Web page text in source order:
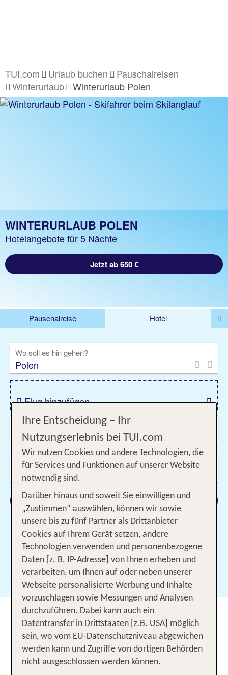
TUI.com Urlaub buchen
Pauschalreisen
Winterurlaub
Winterurlaub Polen
WINTERURLAUB POLEN
Hotelangebote für 5 Nächte
Jetzt ab 650 €
Pauschalreise
Hotel
Kreuzfahrten
Rundreisen
Privattransfer
Zusatzleistungen
Wo soll es hin gehen?
Flug hinzufügen
Wann & wie lange?
20.09.2026 - 19.12.2026, Beliebig
Wer reist mit?
2 Erwachsene
Suchen
1 Filter hinzugefügt
Gewählte Filter: 134
Winterurlaub in Polen:
Geheimtipp für Ski-Fans und
andere Schneebegeisterte
Ihre Entscheidung – Ihr
Nutzungserlebnis bei TUI.com
Wir nutzen Cookies und andere Technologien, die
für Services und Funktionen auf unserer Website
notwendig sind.
Darüber hinaus und soweit Sie einwilligen und
„Zustimmen“ auswählen, können wir sowie
unsere bis zu fünf Partner als Drittanbieter
Cookies auf Ihrem Gerät setzen, andere
Technologien verwenden und personenbezogene
Daten [z. B. IP-Adresse] von Ihnen erheben und
verarbeiten, um Ihnen auf oder neben unserer
Webseite personalisierte Werbung und Inhalte
vorzuschlagen sowie Messungen und Analysen
durchzuführen. Dabei kann auch ein
Datentransfer in Drittstaaten [z.B. USA] möglich
sein, wo vom EU-Datenschutzniveau abgewichen
werden kann und Zugriffe von dortigen Behörden
nicht ausgeschlossen werden können.